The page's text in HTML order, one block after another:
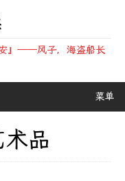
安』——风子，海盗船长
菜单
品